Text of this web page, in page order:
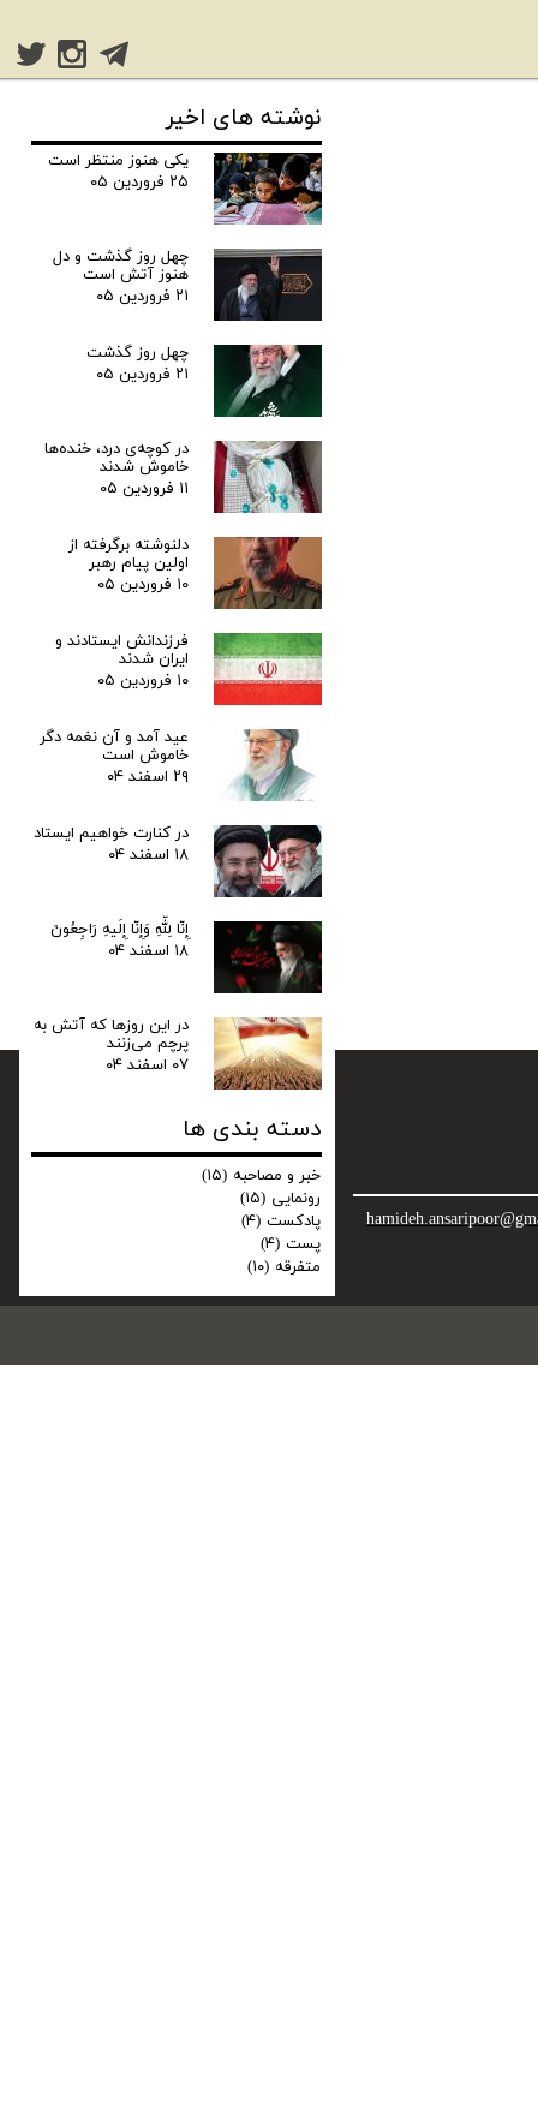
نوشته های اخیر
یکی هنوز منتظر است
۲۵ فروردین ۰۵
چهل روز گذشت و دل
هنوز آتش است
۲۱ فروردین ۰۵
چهل روز گذشت
۲۱ فروردین ۰۵
در کوچه‌ی درد، خنده‌ها
خاموش شدند
۱۱ فروردین ۰۵
دلنوشته برگرفته از
اولین پیام رهبر
۱۰ فروردین ۰۵
فرزندانش ایستادند و
ایران شدند
۱۰ فروردین ۰۵
عید آمد و آن نغمه دگر
خاموش است
۲۹ اسفند ۰۴
در کنارت خواهیم ایستاد
۱۸ اسفند ۰۴
إِنّا لِلّهِ وَإِنّا إِلَیهِ رَاجِعُونَ
۱۸ اسفند ۰۴
در این روزها که آتش به
پرچم می‌زنند
۰۷ اسفند ۰۴
دسته بندی ها
خبر و مصاحبه (۱۵)
رونمایی (۱۵)
پادکست (۴)
پست (۴)
متفرقه (۱۰)